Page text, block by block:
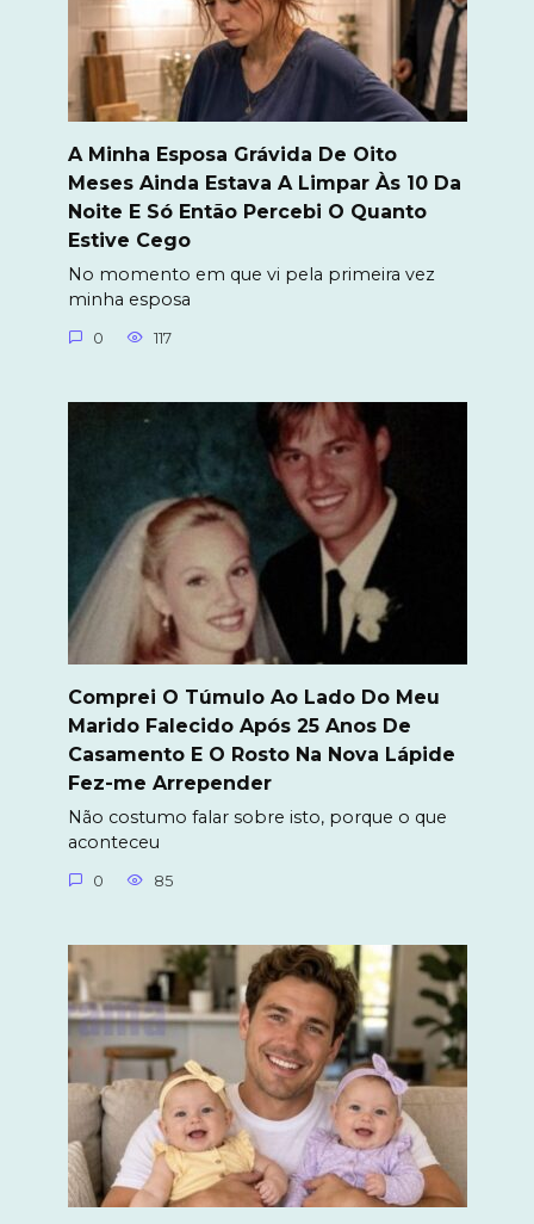
A Minha Esposa Grávida De Oito
Meses Ainda Estava A Limpar Às 10 Da
Noite E Só Então Percebi O Quanto
Estive Cego
No momento em que vi pela primeira vez
minha esposa
0 117
Comprei O Túmulo Ao Lado Do Meu
Marido Falecido Após 25 Anos De
Casamento E O Rosto Na Nova Lápide
Fez-me Arrepender
Não costumo falar sobre isto, porque o que
aconteceu
0 85